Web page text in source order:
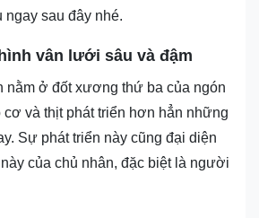
ngay sau đây nhé.
vân lưới sâu và đậm
nằm ở đốt xương thứ ba của ngón
cơ và thịt phát triển hơn hẳn những
Sự phát triển này cũng đại diện
của chủ nhân, đặc biệt là người